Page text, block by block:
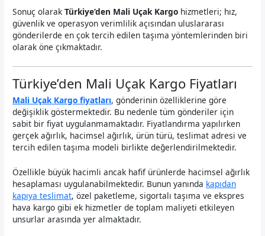
Sonuç olarakTürkiye’den Mali Uçak Kargo hizmetleri; hız,
güvenlik ve operasyon verimlilik açısından uluslararası
gönderilerde en çok tercih edilen taşıma yöntemlerinden biri
olarak öne çıkmaktadır.
Türkiye’den Mali Uçak Kargo Fiyatları
Mali Uçak Kargo fiyatları, gönderinin özelliklerine göre
değişiklik göstermektedir. Bu nedenle tüm gönderiler için
sabit bir fiyat uygulanmamaktadır. Fiyatlandırma yapılırken
gerçek ağırlık, hacimsel ağırlık, ürün türü, teslimat adresi ve
tercih edilen taşıma modeli birlikte değerlendirilmektedir.
Özellikle büyük hacimli ancak hafif ürünlerde hacimsel ağırlık
hesaplaması uygulanabilmektedir. Bunun yanında kapıdan
kapıya teslimat, özel paketleme, sigortalı taşıma ve ekspres
hava kargo gibi ek hizmetler de toplam maliyeti etkileyen
unsurlar arasında yer almaktadır.